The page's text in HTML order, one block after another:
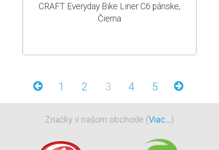
CRAFT Everyday Bike Liner C6 pánske,
Čierna
1 2 3 4 5
Značky v našom obchode (Viac...)